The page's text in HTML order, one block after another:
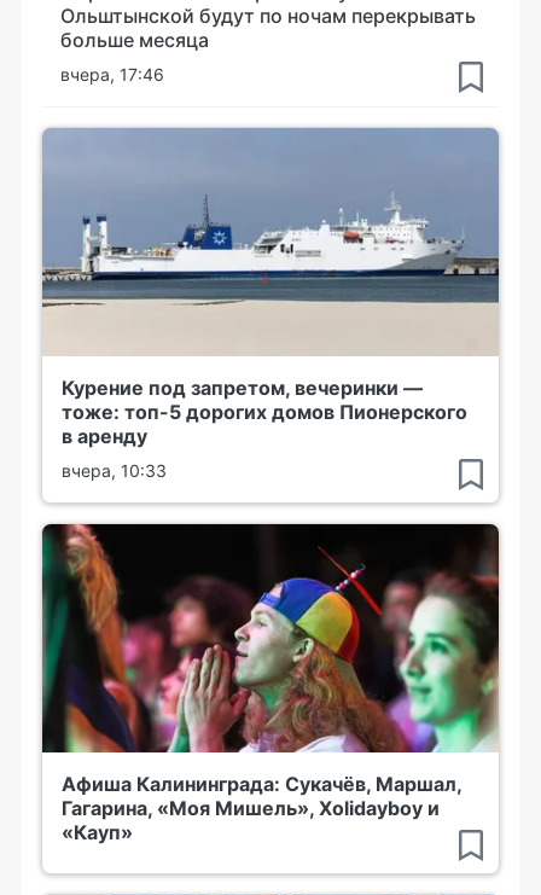
Ольштынской будут по ночам перекрывать
больше месяца
вчера, 17:46
Курение под запретом, вечеринки —
тоже: топ-5 дорогих домов Пионерского
в аренду
вчера, 10:33
Афиша Калининграда: Сукачёв, Маршал,
Гагарина, «Моя Мишель», Xolidayboy и
«Кауп»